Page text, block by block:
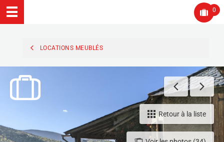
0
LOCATIONS MEUBLÉS
Retour à la liste